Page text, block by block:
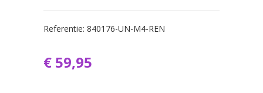
Referentie: 840176-UN-M4-REN
€ 59,95